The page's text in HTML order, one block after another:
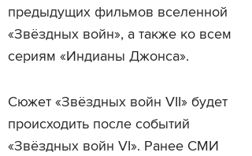
предыдущих фильмов вселенной
«Звёздных войн», а также ко всем
сериям «Индианы Джонса».
Сюжет «Звёздных войн VII» будет
происходить после событий
«Звёздных войн VI». Ранее СМИ